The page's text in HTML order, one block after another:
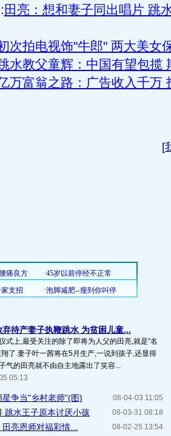
田亮：想和妻子同出唱片 跳
次拍电视饰"牛郎" 两大美女
水教父童辉：中国有望包揽
万富翁之路：广告收入千万
[
弃待产妻子执鞭跳水 为贫困儿童...
式上,最受关注的除了即将为人父的田亮,就是"名
了.妻子叶一茜将在5月生产,一说到孩子,还显得
气的田亮就不由自主地露出了笑容...
05:13
08-04-03 11:05
争当"乡村老师"(图)
08-03-31 08:18
跳水王子原本讨厌小孩
08-02-25 13:54
亮恩师对福彩情...